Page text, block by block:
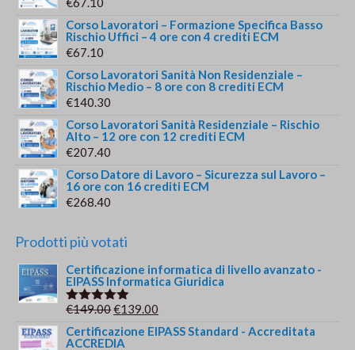
Corso Lavoratori – Formazione Specifica Basso
Rischio Uffici – 4 ore con 4 crediti ECM
€67.10
Corso Lavoratori Sanità Non Residenziale –
Rischio Medio – 8 ore con 8 crediti ECM
€140.30
Corso Lavoratori Sanità Residenziale – Rischio
Alto – 12 ore con 12 crediti ECM
€207.40
Corso Datore di Lavoro – Sicurezza sul Lavoro –
16 ore con 16 crediti ECM
€268.40
Prodotti più votati
Certificazione informatica di livello avanzato -
EIPASS Informatica Giuridica
Valutato
€149.00Il
prezzo
originale
€139.00
prezzo
Certificazione EIPASS Standard - Accreditata
ACCREDIA